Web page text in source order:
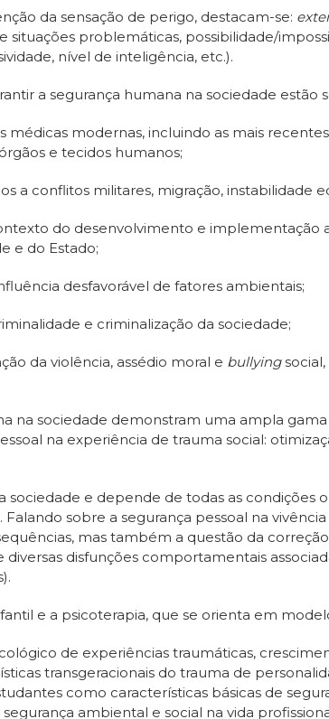
da sensação de perigo, destacam-se:
situações problemáticas, possibilidade/
nível de inteligência, etc.).
a segurança humana na sociedade estão
médicas modernas, incluindo as mais
e tecidos humanos;
a conflitos militares, migração, instabilidade
do desenvolvimento e implementação
e do Estado;
desfavorável de fatores ambientais;
e criminalização da sociedade;
da violência, assédio moral e bullyingsocial,
na sociedade demonstram uma ampla
na experiência de trauma social:
e depende de todas as condições
sobre a segurança pessoal na
mas também a questão da
disfunções comportamentais
e a psicoterapia, que se orienta em
de experiências traumáticas,
transgeracionais do trauma de
como características básicas de
ambiental e social na vida